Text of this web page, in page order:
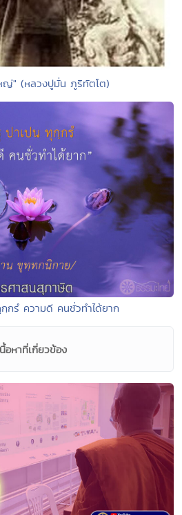
ญ่" (หลวงปูมั่น ภูริทัตโต)
กรํ ความดี คนชั่วทำได้ยาก
อหาที่เกี่ยวข้อง